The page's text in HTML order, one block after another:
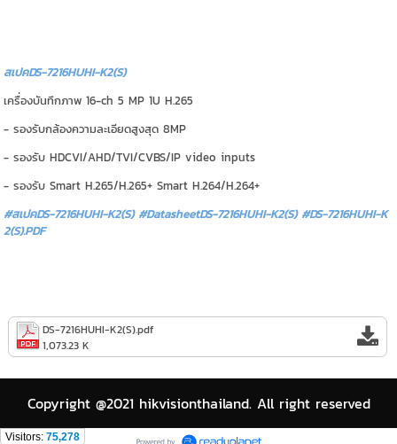
สเปคDS-7216HUHI-K2(S)
เครื่องบันทึกภาพ 16-ch 5 MP 1U H.265
- รองรับกล้องความละเอียดสูงสุด 8MP
- รองรับ HDCVI/AHD/TVI/CVBS/IP video inputs
- รองรับ Smart H.265/H.265+ Smart H.264/H.264+
#สเปคDS-7216HUHI-K2(S) #DatasheetDS-7216HUHI-K2(S) #DS-7216HUHI-K
2(S).PDF
DS-7216HUHI-K2(S).pdf
1,073.23 K
Copyright @2021 hikvisionthailand. All right reserved
Visitors: 75,278